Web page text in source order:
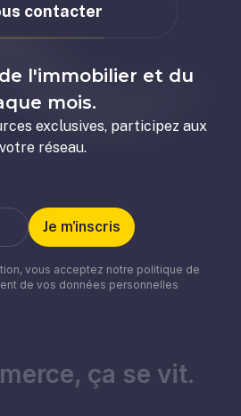
contacter
l'immobilier et du
mois.
exclusives, participez aux
réseau.
vous acceptez notre politique de
de vos données personnelles
ça se vit.